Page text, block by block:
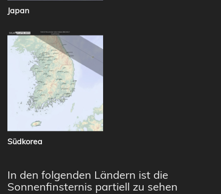
Japan
Südkorea
In den folgenden Ländern ist die
Sonnenfinsternis partiell zu sehen